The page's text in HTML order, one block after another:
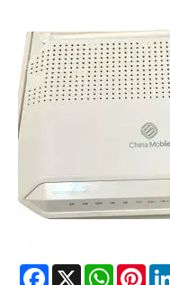
Facebook
X